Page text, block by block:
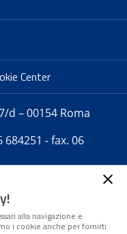
Center
d – 00154 Roma
684251 - fax. 06
telematica iscritta
Tribunale di Roma -
resp. Michela
alla navigazione e
i cookie anche per fornirti